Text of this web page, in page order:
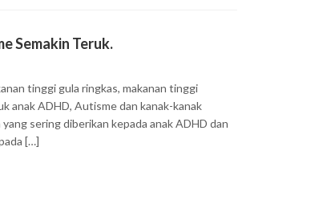
Semakin Teruk.
tinggi gula ringkas, makanan tinggi
anak ADHD, Autisme dan kanak-kanak
sering diberikan kepada anak ADHD dan
[…]